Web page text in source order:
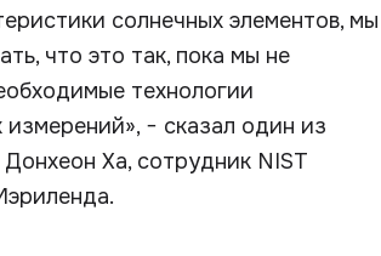
солнечных элементов, мы
что это так, пока мы не
технологии
− сказал один из
Ха, сотрудник NIST